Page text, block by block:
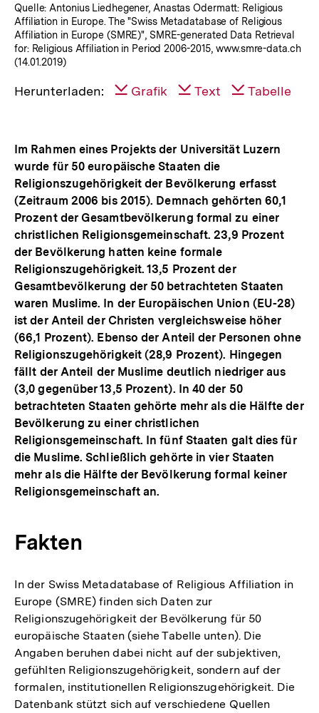
Quelle: Antonius Liedhegener, Anastas Odermatt: Religious
Affiliation in Europe. The "Swiss Metadatabase of Religious
Affiliation in Europe (SMRE)", SMRE-generated Data Retrieval
for: Religious Affiliation in Period 2006-2015, www.smre-data.ch
(14.01.2019)
Herunterladen: Grafik Text Tabelle
Im Rahmen eines Projekts der Universität Luzern
wurde für 50 europäische Staaten die
Religionszugehörigkeit der Bevölkerung erfasst
(Zeitraum 2006 bis 2015). Demnach gehörten 60,1
Prozent der Gesamtbevölkerung formal zu einer
christlichen Religionsgemeinschaft. 23,9 Prozent
der Bevölkerung hatten keine formale
Religionszugehörigkeit. 13,5 Prozent der
Gesamtbevölkerung der 50 betrachteten Staaten
waren Muslime. In der Europäischen Union (EU-28)
ist der Anteil der Christen vergleichsweise höher
(66,1 Prozent). Ebenso der Anteil der Personen ohne
Religionszugehörigkeit (28,9 Prozent). Hingegen
fällt der Anteil der Muslime deutlich niedriger aus
(3,0 gegenüber 13,5 Prozent). In 40 der 50
betrachteten Staaten gehörte mehr als die Hälfte der
Bevölkerung zu einer christlichen
Religionsgemeinschaft. In fünf Staaten galt dies für
die Muslime. Schließlich gehörte in vier Staaten
mehr als die Hälfte der Bevölkerung formal keiner
Religionsgemeinschaft an.
Fakten
In der Swiss Metadatabase of Religious Affiliation in
Europe (SMRE) finden sich Daten zur
Religionszugehörigkeit der Bevölkerung für 50
europäische Staaten (siehe Tabelle unten). Die
Angaben beruhen dabei nicht auf der subjektiven,
gefühlten Religionszugehörigkeit, sondern auf der
formalen, institutionellen Religionszugehörigkeit. Die
Datenbank stützt sich auf verschiedene Quellen